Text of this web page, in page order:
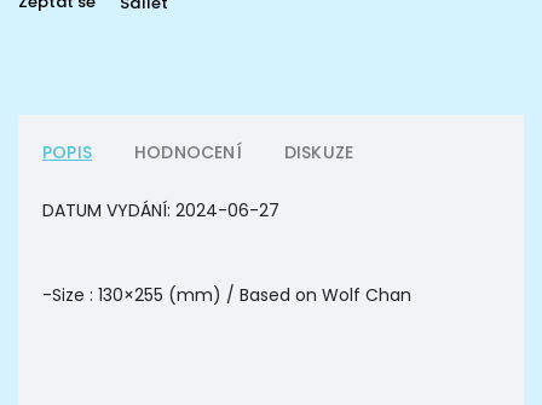
POPIS HODNOCENÍ DISKUZE
DATUM VYDÁNÍ: 2024-06-27
-Size : 130×255 (mm) / Based on Wolf Chan